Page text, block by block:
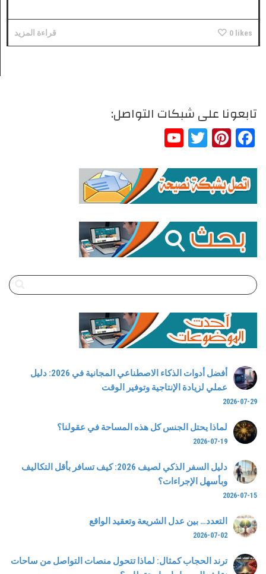
0 likes قراءة المزيد
تابعونا على شبكات التواصل:
Facebook
Pinterest
Twitter
أفضل أدوات الذكاء الاصطناعي المجانية في 2026: دليل
عملي لزيادة الإنتاجية وتوفير الوقت
2026-07-29
لماذا يحتل الجنس كل هذه المساحة في عقولنا؟
2026-07-19
دليل السفر الذكي لصيف 2026: كيف تسافر بأقل التكاليف
وبأسهل الإجراءات؟
2026-07-15
التعدد… بين عدل الشريعة وتعقيد الواقع
2026-07-02
ترند الحجاب كمثال: لماذا تتحول منصات التواصل من ساحات